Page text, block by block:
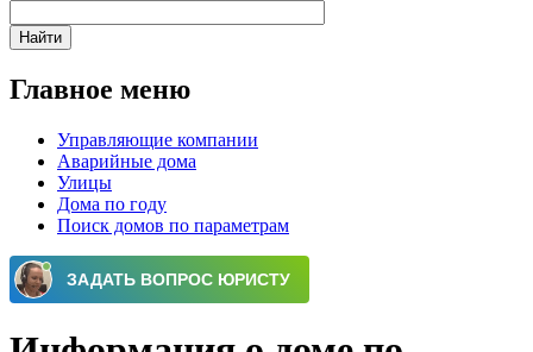
Главное меню
Управляющие компании
Аварийные дома
Улицы
Дома по году
Поиск домов по параметрам